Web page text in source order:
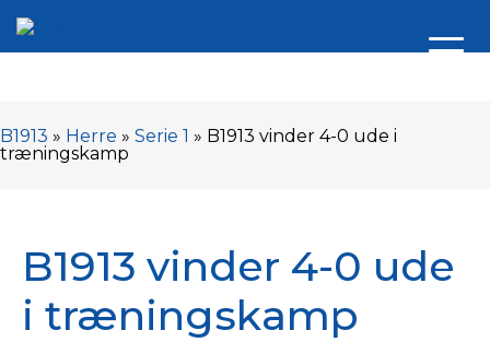
B1913 » Herre » Serie 1 » B1913 vinder 4-0 ude i
træningskamp
B1913 vinder 4-0 ude
i træningskamp